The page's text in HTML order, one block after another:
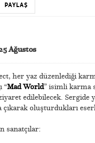
PAYLAŞ
Ağustos
her yaz düzenlediği
“Mad World” isimli karma
edilebilecek. Sergide
çıkarak oluşturdukları
sanatçılar: